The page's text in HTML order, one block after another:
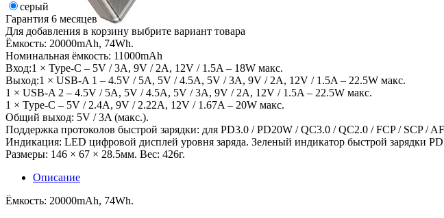
серый
Гарантия 6 месяцев
Для добавления в корзину выбрите вариант товара
Ёмкость: 20000mAh, 74Wh.
Номинальная ёмкость: 11000mAh
Вход:1 × Type-C – 5V / 3A, 9V / 2A, 12V / 1.5A – 18W макс.
Выход:1 × USB-A 1 – 4.5V / 5A, 5V / 4.5A, 5V / 3A, 9V / 2A, 12V / 1.5A – 22.5W макс.
1 × USB-A 2 – 4.5V / 5A, 5V / 4.5A, 5V / 3A, 9V / 2A, 12V / 1.5A – 22.5W макс.
1 × Type-C – 5V / 2.4A, 9V / 2.22A, 12V / 1.67A – 20W макс.
Общий выход: 5V / 3A (макс.).
Поддержка протоколов быстрой зарядки: для PD3.0 / PD20W / QC3.0 / QC2.0 / FCP / SCP /
Индикация: LED цифровой дисплей уровня заряда. Зеленый индикатор быстрой зарядки
Размеры: 146 × 67 × 28.5мм. Вес: 426г.
Описание
Ёмкость: 20000mAh, 74Wh.